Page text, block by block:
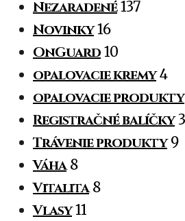
Nezaradené 137
Novinky 16
OnGuard 10
opalovacie kremy 4
opalovacie produkty
Registračné balíčky 3
Trávenie produkty 9
Váha 8
Vitalita 8
Vlasy 11